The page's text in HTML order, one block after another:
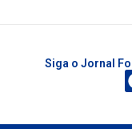
Siga o Jornal